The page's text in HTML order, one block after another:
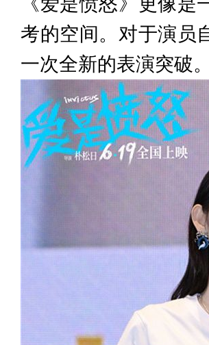
考的空间。对于演员
一次全新的表演突破。